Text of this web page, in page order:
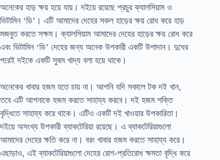
অনেকের হাড় ক্ষয় হয়ে যায়। দইয়ে রয়েছে প্রচুর ক্যালসিয়াম ও
ভিটামিন ‘ডি’। এটি আমাদের দেহের সকল হাড়ের ক্ষয় রোধ করে হাড়
মজবুত করতে সক্ষম। ক্যালসিয়াম আমাদের দেহের হাড়ের ক্ষয় রোধ করে
এবং ভিটামিন ‘ডি’ দেহের জন্য অনেক উপকারী একটি উপাদান। দুধের
পরেই দইকে একটি সুষম খাদ্য বলা হয়ে থাকে।
অনেকের খাবার হজম হতে চায় না। আপনি যদি সকালে টক দই খান,
তবে এটি আপনাকে হজম করতে সাহায্য করবে। দই হজম শক্তি
বৃদ্ধিতে সাহায্য করে থাকে। এটিও একটি দই খাওয়ার উপকারিতা।
দইয়ে অসংখ্য উপকারী ব্যাকটেরিয়া রয়েছে। এ ব্যাকটেরিয়াগুলো
আমাদের দেহের ক্ষতি করে না। বরং খাবার হজম করতে সাহায্য করে।
এছাড়াও, এই ব্যাকটেরিয়াগুলো দেহের রোগ-প্রতিরোধ ক্ষমতা বৃদ্ধি করে